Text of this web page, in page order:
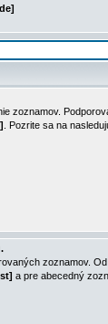
zoznamov.
. Pozrite sa na
zoznamov.
a pre abecedný